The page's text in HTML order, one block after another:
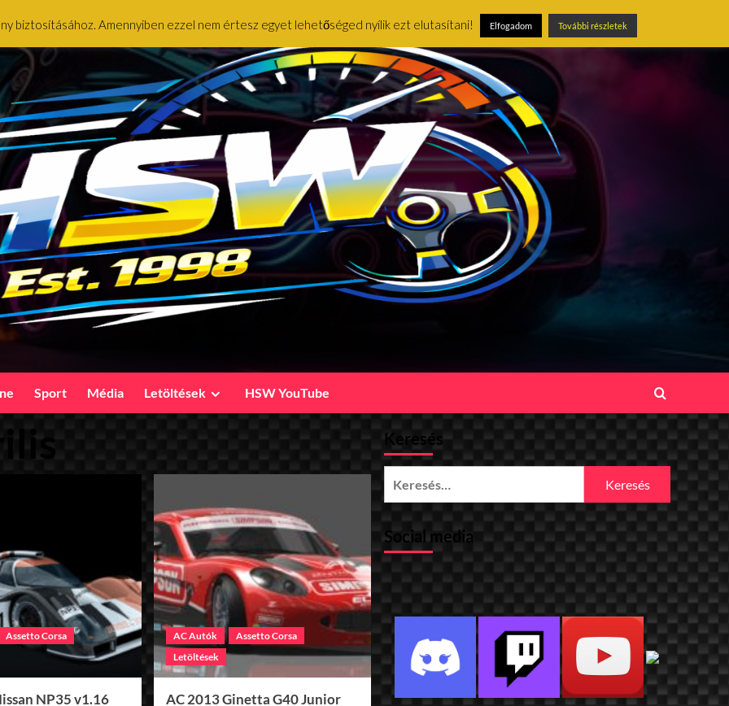
Sport Média Letöltések HSW YouTube
Assetto Corsa
NP35 v1.16
AC Autók
Assetto Corsa
Letöltések
AC 2013 Ginetta G40 Junior
Keresés
Social media
biztosításához. Amennyiben ezzel nem értesz egyet lehetőséged nyílik ezt elutasítani! Elfogadom További részletek